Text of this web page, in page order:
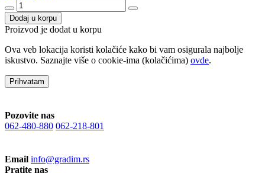
Dodaj u korpu
Proizvod je dodat u korpu
Ova veb lokacija koristi kolačiće kako bi vam osigurala najbolje
iskustvo. Saznajte više o cookie-ima (kolačićima) ovde.
Prihvatam
Pozovite nas
062-480-880 062-218-801
Email info@gradim.rs
Pratite nas